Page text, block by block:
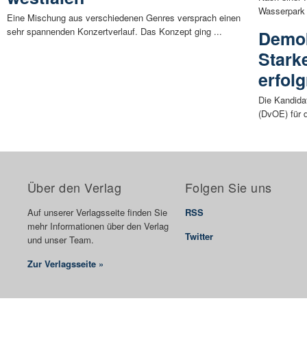
Eine Mischung aus verschiedenen Genres versprach einen
sehr spannenden Konzertverlauf. Das Konzept ging ...
Die
(DvOE) für
Über den Verlag
Auf unserer Verlagsseite finden Sie
mehr Informationen über den Verlag
und unser Team.
Zur Verlagsseite »
Folgen Sie uns
RSS
Twitter